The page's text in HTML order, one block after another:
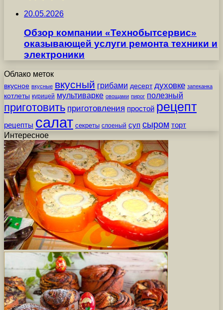
20.05.2026
Обзор компании «Технобытсервис»
оказывающей услуги ремонта техники и
электроники
Облако меток
вкусное вкусные вкусный грибами десерт духовке запеканка
котлеты курицей мультиварке овощами пирог полезный
приготовить приготовления простой рецепт
рецепты салат секреты слоеный суп сыром торт
Интересное